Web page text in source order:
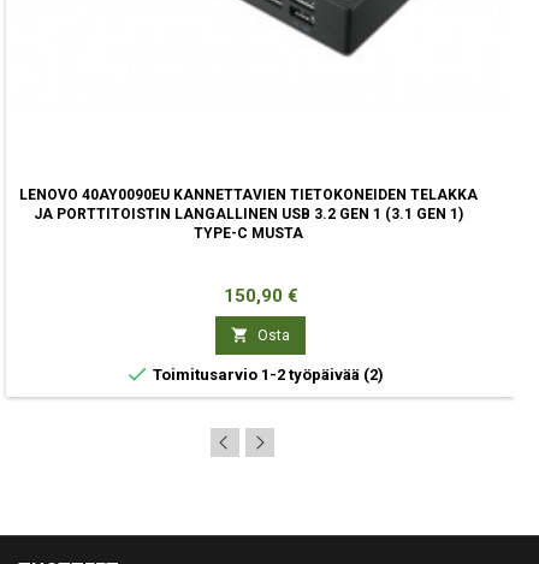
LENOVO 40AY0090EU KANNETTAVIEN TIETOKONEIDEN TELAKKA
JA PORTTITOISTIN LANGALLINEN USB 3.2 GEN 1 (3.1 GEN 1)
TYPE-C MUSTA
Hinta
150,90 €
 Osta
 Toimitusarvio 1-2 työpäivää (2)